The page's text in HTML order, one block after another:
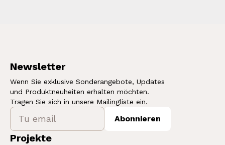
Newsletter
Wenn Sie exklusive Sonderangebote, Updates
und Produktneuheiten erhalten möchten.
Tragen Sie sich in unsere Mailingliste ein.
Abonnieren
Projekte